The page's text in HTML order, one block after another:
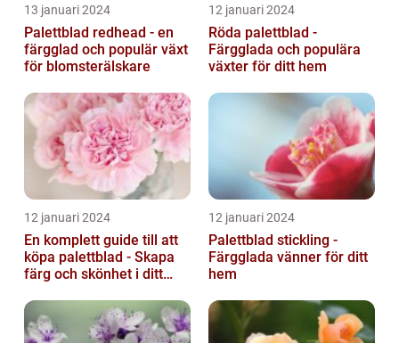
13 januari 2024
Palettblad redhead - en
färgglad och populär växt
för blomsterälskare
12 januari 2024
Röda palettblad -
Färgglada och populära
växter för ditt hem
12 januari 2024
En komplett guide till att
köpa palettblad - Skapa
färg och skönhet i ditt
12 januari 2024
Palettblad stickling -
Färgglada vänner för ditt
hem